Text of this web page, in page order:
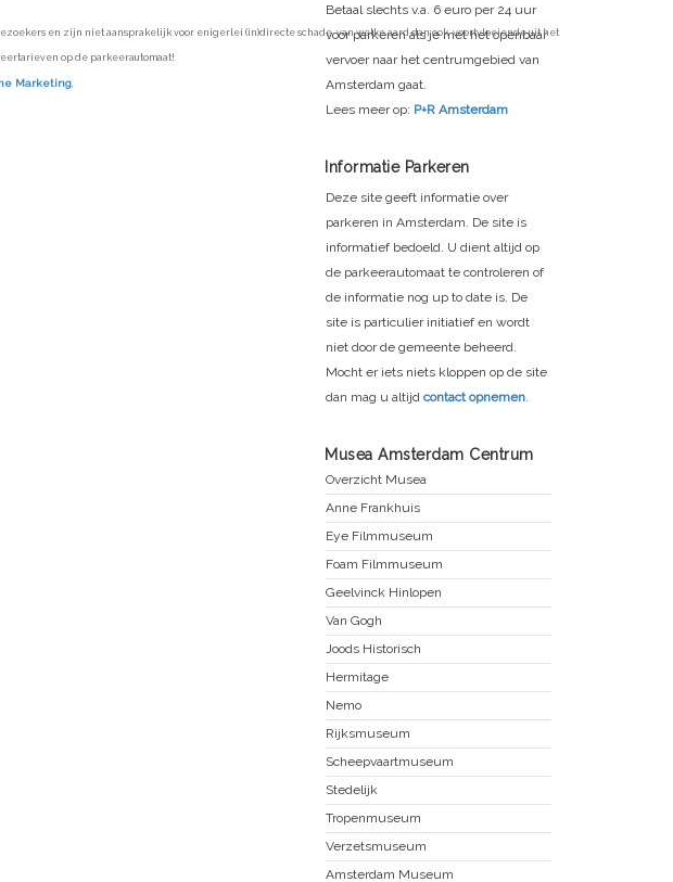
Betaal slechts v.a. 6 euro per 24 uur
voor parkeren als je met het openbaar
vervoer naar het centrumgebied van
Amsterdam gaat.
Lees meer op: P+R Amsterdam
Informatie Parkeren
Deze site geeft informatie over
parkeren in Amsterdam. De site is
informatief bedoeld. U dient altijd op
de parkeerautomaat te controleren of
de informatie nog up to date is. De
site is particulier initiatief en wordt
niet door de gemeente beheerd.
Mocht er iets niets kloppen op de site
dan mag u altijd contact opnemen.
Musea Amsterdam Centrum
Overzicht Musea
Anne Frankhuis
Eye Filmmuseum
Foam Filmmuseum
Geelvinck Hinlopen
Van Gogh
Joods Historisch
Hermitage
Nemo
Rijksmuseum
Scheepvaartmuseum
Stedelijk
Tropenmuseum
Verzetsmuseum
Amsterdam Museum
en zijn niet aansprakelijk voor enigerlei (in)directe schade, van welke aard dan ook, voortvloeiende uit het
op de parkeerautomaat!
Marketing,